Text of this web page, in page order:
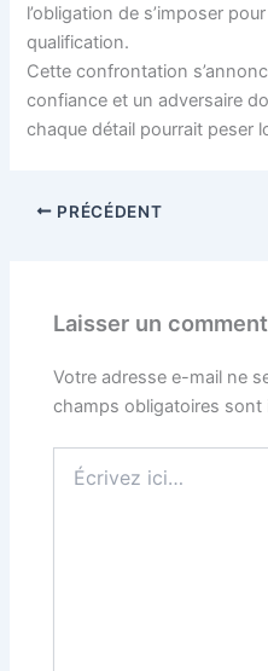
l’obligation de s’imposer
qualification.
Cette confrontation
confiance et un adversaire
chaque détail pourrait peser
PRÉCÉDENT
Laisser un
Votre adresse e-mail ne
champs obligatoires sont
ici…